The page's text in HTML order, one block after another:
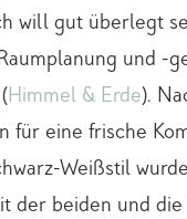
will gut überlegt
und -
Himmel & Erde).
für eine frische
Weißstil
der beiden und